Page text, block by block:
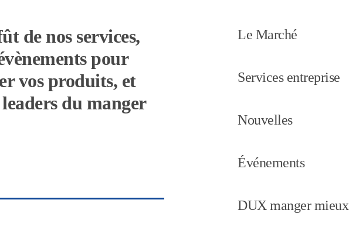
de nos services,
pour
vos produits, et
du manger
Le Marché
Services entreprise
Nouvelles
Événements
DUX manger mieux